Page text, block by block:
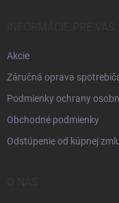
Akcie
Záručná oprava
Podmienky ochrany
Obchodné podmienky
Odstúpenie od kúpnej